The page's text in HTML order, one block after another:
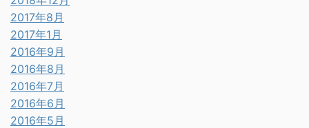
2017年8月
2017年1月
2016年9月
2016年8月
2016年7月
2016年6月
2016年5月